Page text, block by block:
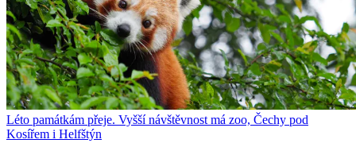
Léto památkám přeje. Vyšší návštěvnost má zoo, Čechy pod
Kosířem i Helfštýn